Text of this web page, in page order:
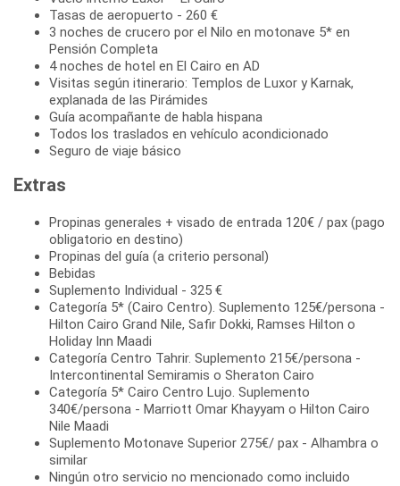
Tasas de aeropuerto - 260 €
3 noches de crucero por el Nilo en motonave 5* en
Pensión Completa
4 noches de hotel en El Cairo en AD
Visitas según itinerario: Templos de Luxor y Karnak,
explanada de las Pirámides
Guía acompañante de habla hispana
Todos los traslados en vehículo acondicionado
Seguro de viaje básico
Extras
Propinas generales + visado de entrada 120€ / pax (pago
obligatorio en destino)
Propinas del guía (a criterio personal)
Bebidas
Suplemento Individual - 325 €
Categoría 5* (Cairo Centro). Suplemento 125€/persona -
Hilton Cairo Grand Nile, Safir Dokki, Ramses Hilton o
Holiday Inn Maadi
Categoría Centro Tahrir. Suplemento 215€/persona -
Intercontinental Semiramis o Sheraton Cairo
Categoría 5* Cairo Centro Lujo. Suplemento
340€/persona - Marriott Omar Khayyam o Hilton Cairo
Nile Maadi
Suplemento Motonave Superior 275€/ pax - Alhambra o
similar
Ningún otro servicio no mencionado como incluido